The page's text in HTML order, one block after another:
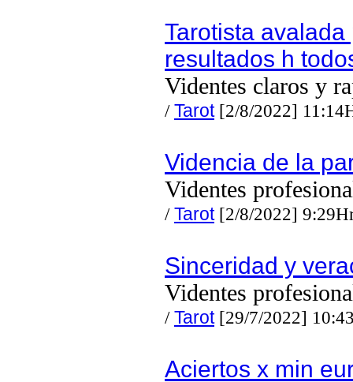
Tarotista avalada
resultados h
Videntes claros y
/Tarot[2/8/2022]
Videncia de la
Videntes
/Tarot[2/8/2022]
Sinceridad y
Videntes
/Tarot[29/7/2022]
Aciertos x min